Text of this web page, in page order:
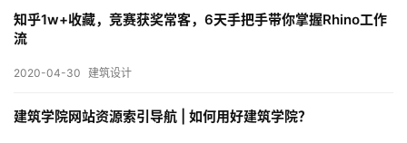
设
计
室
知乎1w+收藏，竞赛获奖常客，6天手把手带你掌握Rhino工作
流
2020-04-30 建筑设计
建筑学院网站资源索引导航 | 如何用好建筑学院？